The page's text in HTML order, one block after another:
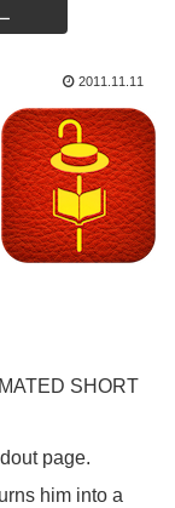
2011.11.11
SHORT
page.
him into a